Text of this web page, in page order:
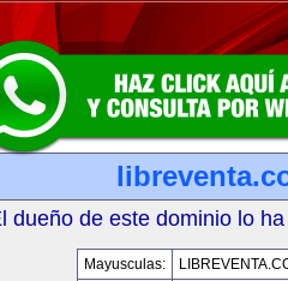
dueño de este dominio lo
Mayusculas: